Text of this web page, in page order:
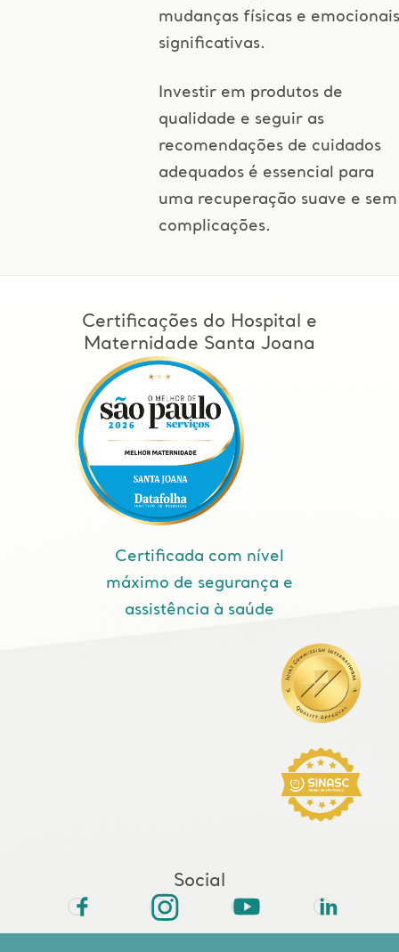
mudanças físicas e emocionais
significativas.
Investir em produtos de
qualidade e seguir as
recomendações de cuidados
adequados é essencial para
uma recuperação suave e sem
complicações.
Certificações do Hospital e
Maternidade Santa Joana
Certificada com nível
máximo de segurança e
assistência à saúde
Social